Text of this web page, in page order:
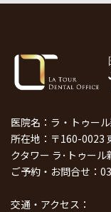
医院名：ラ・トゥー
所在地：〒160-0023
クタワー ラ･トゥー
ご予約・お問合せ：
交通・アクセス：